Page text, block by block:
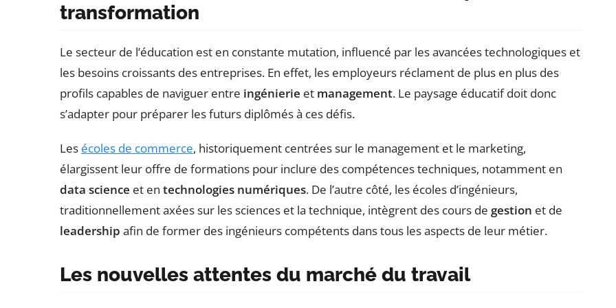
transformation
Le secteur de l’éducation est en constante mutation, influencé par les avancées technologiques et
les besoins croissants des entreprises. En effet, les employeurs réclament de plus en plus des
profils capables de naviguer entre ingénierie et management. Le paysage éducatif doit donc
s’adapter pour préparer les futurs diplômés à ces défis.
Les écoles de commerce, historiquement centrées sur le management et le marketing,
élargissent leur offre de formations pour inclure des compétences techniques, notamment en
data science et en technologies numériques. De l’autre côté, les écoles d’ingénieurs,
traditionnellement axées sur les sciences et la technique, intègrent des cours de gestion et de
leadership afin de former des ingénieurs compétents dans tous les aspects de leur métier.
Les nouvelles attentes du marché du travail